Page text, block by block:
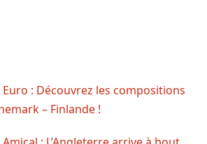
Euro : Découvrez les compositions
– Finlande !